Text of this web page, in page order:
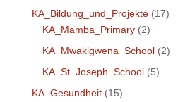
KA_Bildung_und_Projekte(17)
KA_Mamba_Primary(2)
KA_Mwakigwena_School(2)
KA_St_Joseph_School(5)
KA_Gesundheit(15)